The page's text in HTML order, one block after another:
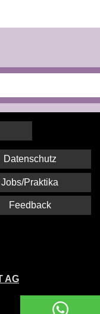
AG
Datenschutz
Jobs/Praktika
Feedback